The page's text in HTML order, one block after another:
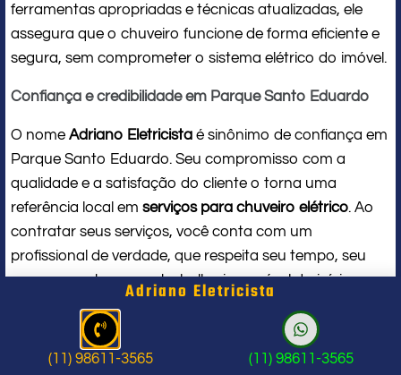
ferramentas apropriadas e técnicas atualizadas, ele
assegura que o chuveiro funcione de forma eficiente e
segura, sem comprometer o sistema elétrico do imóvel.
Confiança e credibilidade em Parque Santo Eduardo
O nome Adriano Eletricista é sinônimo de confiança em
Parque Santo Eduardo. Seu compromisso com a
qualidade e a satisfação do cliente o torna uma
referência local em serviços para chuveiro elétrico. Ao
contratar seus serviços, você conta com um
profissional de verdade, que respeita seu tempo, seu
espaço e entrega um trabalho impecável do início ao
Problema com chuveiro: sinais que
Adriano Eletricista
(11) 98611-3565 (11) 98611-3565